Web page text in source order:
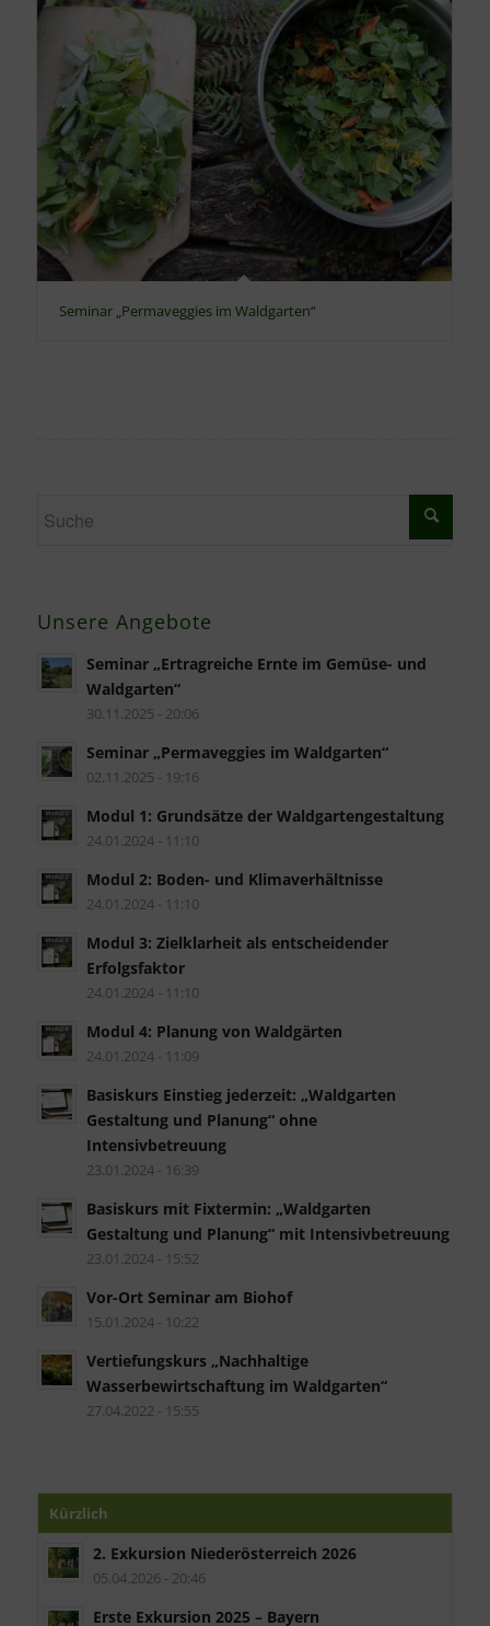
Seminar „Permaveggies im Waldgarten“
Unsere Angebote
Seminar „Ertragreiche Ernte im Gemüse- und
Waldgarten“
30.11.2025 - 20:06
Seminar „Permaveggies im Waldgarten“
02.11.2025 - 19:16
Modul 1: Grundsätze der Waldgartengestaltung
24.01.2024 - 11:10
Modul 2: Boden- und Klimaverhältnisse
24.01.2024 - 11:10
Modul 3: Zielklarheit als entscheidender
Erfolgsfaktor
24.01.2024 - 11:10
Modul 4: Planung von Waldgärten
24.01.2024 - 11:09
Basiskurs Einstieg jederzeit: „Waldgarten
Gestaltung und Planung“ ohne
Intensivbetreuung
23.01.2024 - 16:39
Basiskurs mit Fixtermin: „Waldgarten
Gestaltung und Planung“ mit Intensivbetreuung
23.01.2024 - 15:52
Vor-Ort Seminar am Biohof
15.01.2024 - 10:22
Vertiefungskurs „Nachhaltige
Wasserbewirtschaftung im Waldgarten“
27.04.2022 - 15:55
Kürzlich
2. Exkursion Niederösterreich 2026
05.04.2026 - 20:46
Erste Exkursion 2025 – Bayern